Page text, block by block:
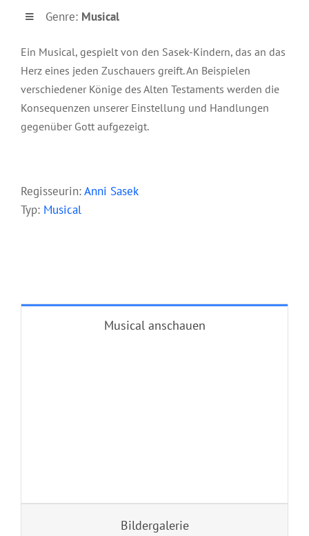
Genre: Musical
Ein Musical, gespielt von den Sasek-Kindern, das an das
Herz eines jeden Zuschauers greift. An Beispielen
verschiedener Könige des Alten Testaments werden die
Konsequenzen unserer Einstellung und Handlungen
gegenüber Gott aufgezeigt.
Regisseurin:Anni Sasek
Typ: Musical
Musical anschauen
Bildergalerie